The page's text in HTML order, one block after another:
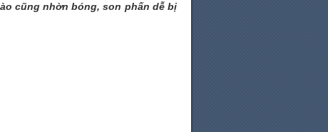
cũng nhờn bóng, son phấn dễ bị